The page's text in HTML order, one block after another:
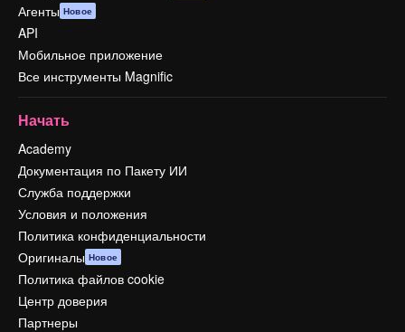
Агенты Новое
API
Мобильное приложение
Все инструменты Magnific
Начать
Academy
Документация по Пакету ИИ
Служба поддержки
Условия и положения
Политика конфиденциальности
Оригиналы Новое
Политика файлов cookie
Центр доверия
Партнеры